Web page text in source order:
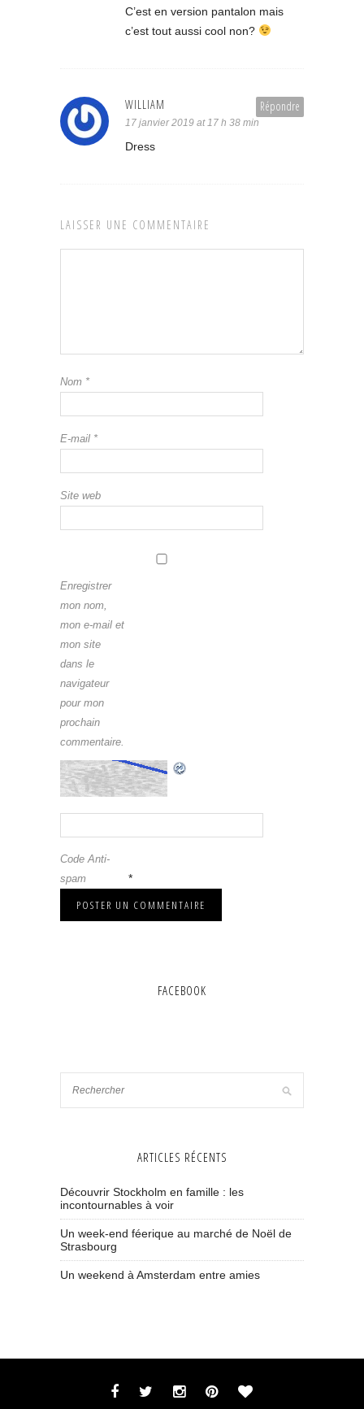
C’est en version pantalon mais
c’est tout aussi cool non?
Répondre
WILLIAM
17 janvier 2019 at 17 h 38 min
Dress
LAISSER UNE COMMENTAIRE
Nom *
E-mail *
Site web
Enregistrer
mon nom,
mon e-mail et
mon site
dans le
navigateur
pour mon
prochain
commentaire.
Code Anti-
spam
*
FACEBOOK
ARTICLES RÉCENTS
Découvrir Stockholm en famille : les
incontournables à voir
Un week-end féerique au marché de Noël de
Strasbourg
Un weekend à Amsterdam entre amies